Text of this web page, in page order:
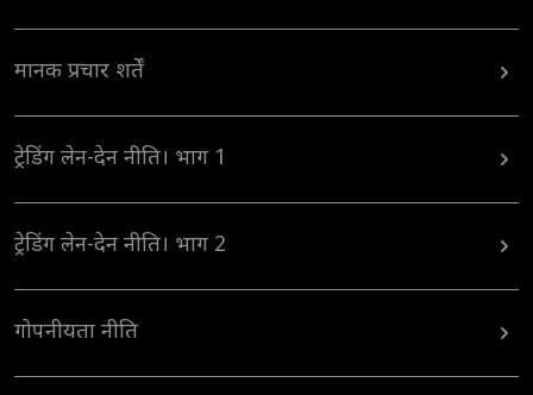
मानक प्रचार शर्तें
ट्रेडिंग लेन-देन नीति। भाग 1
ट्रेडिंग लेन-देन नीति। भाग 2
गोपनीयता नीति